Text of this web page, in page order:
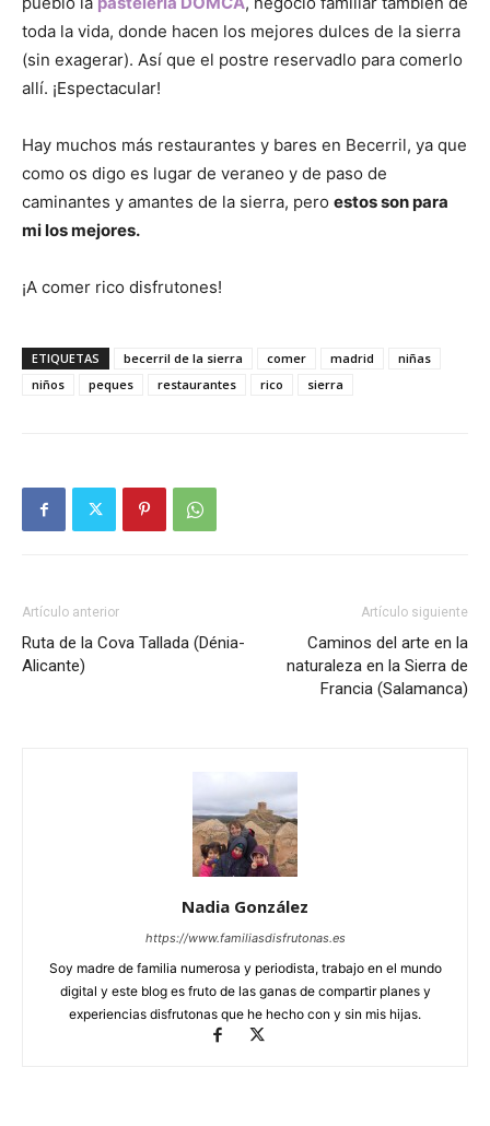
toda la vida, donde hacen los mejores dulces de la sierra
(sin exagerar). Así que el postre reservadlo para comerlo
allí. ¡Espectacular!
Hay muchos más restaurantes y bares en Becerril, ya que
como os digo es lugar de veraneo y de paso de
caminantes y amantes de la sierra, pero estos son para
mi los mejores.
¡A comer rico disfrutones!
ETIQUETAS becerril de la sierra comer madrid
niñas
niños
peques restaurantes rico sierra
Artículo anterior
Ruta de la Cova Tallada (Dénia-
Alicante)
Artículo siguiente
Caminos del arte en la
naturaleza en la Sierra de
Francia (Salamanca)
Nadia González
https://www.familiasdisfrutonas.es
Soy madre de familia numerosa y periodista, trabajo en el mundo
digital y este blog es fruto de las ganas de compartir planes y
experiencias disfrutonas que he hecho con y sin mis hijas.